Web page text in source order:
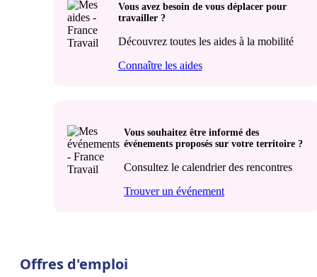
Vous avez besoin de vous déplacer pour
travailler ?
Découvrez toutes les aides à la mobilité
Connaître les aides
Vous souhaitez être informé des
événements proposés sur votre territoire ?
Consultez le calendrier des rencontres
Trouver un événement
Offres d'emploi